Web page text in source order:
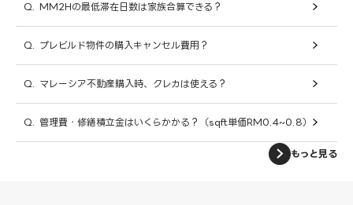
Q. MM2Hの最低滞在日数は家族合算できる？
Q. プレビルド物件の購入キャンセル費用？
Q. マレーシア不動産購入時、クレカは使える？
Q. 管理費・修繕積立金はいくらかかる？（sqft単価RM0.4~0.8）
もっと見る